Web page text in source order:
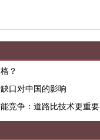
？
口对中国的影响
竞争：道路比技术更重要